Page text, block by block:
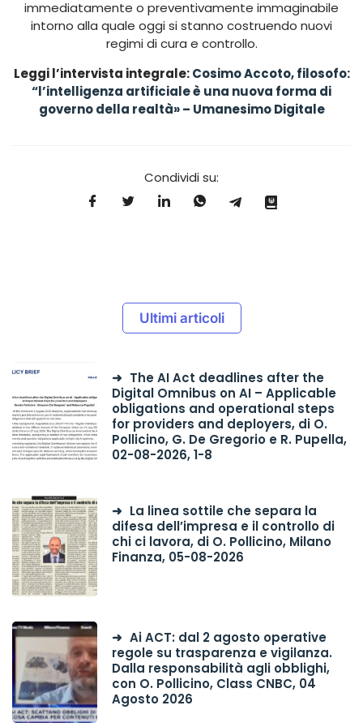
immediatamente o preventivamente immaginabile
intorno alla quale oggi si stanno costruendo nuovi
regimi di cura e controllo.
Leggi l’intervista integrale:Cosimo Accoto, filosofo:
“l’intelligenza artificiale è una nuova forma di
governo della realtà» – Umanesimo Digitale
Condividi su:
Ultimi articoli
The AI Act deadlines after the
Digital Omnibus on AI – Applicable
obligations and operational steps
for providers and deployers, di O.
Pollicino, G. De Gregorio e R. Pupella,
02-08-2026, 1-8
La linea sottile che separa la
difesa dell’impresa e il controllo di
chi ci lavora, di O. Pollicino, Milano
Finanza, 05-08-2026
Ai ACT: dal 2 agosto operative
regole su trasparenza e vigilanza.
Dalla responsabilità agli obblighi,
con O. Pollicino, Class CNBC, 04
Agosto 2026